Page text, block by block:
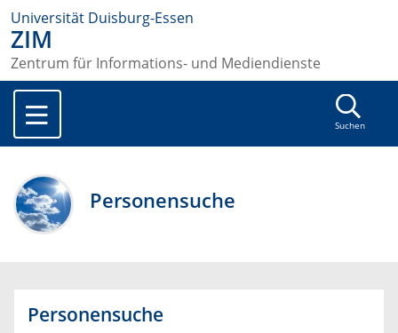
Universität Duisburg-Essen
ZIM
Zentrum für Informations- und Mediendienste
Suchen
Personensuche
Personensuche